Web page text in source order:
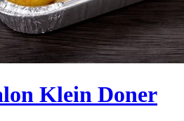
Klein Doner